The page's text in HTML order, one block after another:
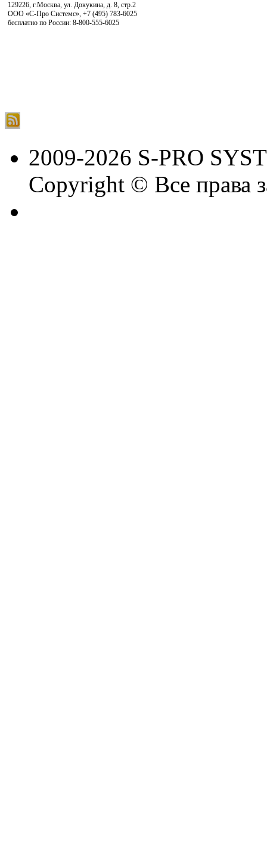
129226, г.Москва, ул. Докукина, д. 8, стр.2
ООО «С-Про Системс», +7 (495) 783-6025
бесплатно по России: 8-800-555-6025
2009-2026 S-PRO
Copyright © Все права